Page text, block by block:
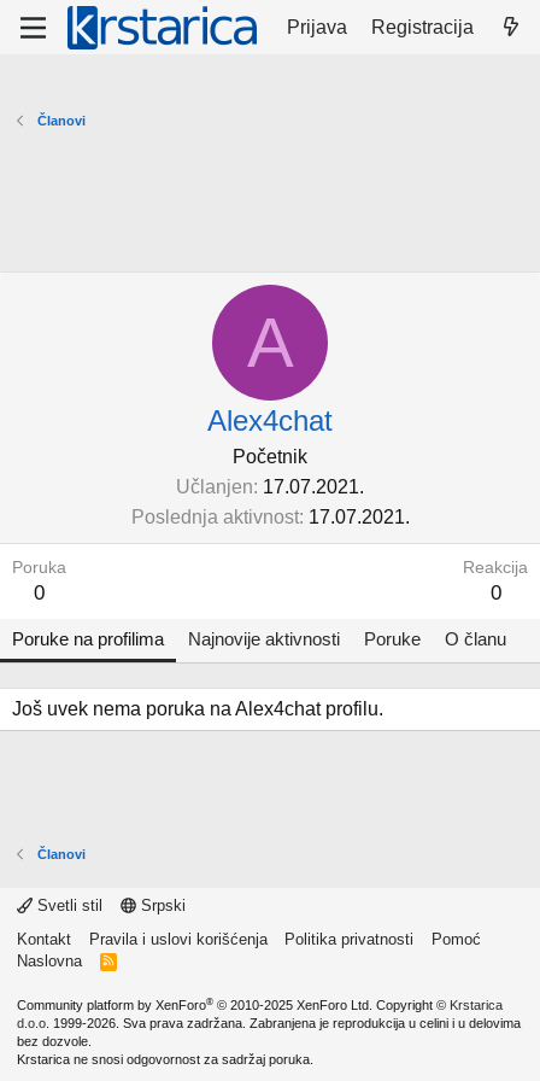
Prijava Registracija
Članovi
A
Alex4chat
Početnik
Učlanjen 17.07.2021.
Poslednja aktivnost 17.07.2021.
Poruka
0
Reakcija
0
Poruke na profilima Najnovije aktivnosti Poruke O članu
Još uvek nema poruka na Alex4chat profilu.
Članovi
Svetli stil
Srpski
Kontakt
Pravila i uslovi korišćenja Politika privatnosti
Pomoć
Naslovna
R
Community platform by XenForo® © 2010-2025 XenForo Ltd. Copyright © Krstarica
d.o.o. 1999-2026. Sva prava zadržana. Zabranjena je reprodukcija u celini i u delovima
bez dozvole.
Krstarica ne snosi odgovornost za sadržaj poruka.